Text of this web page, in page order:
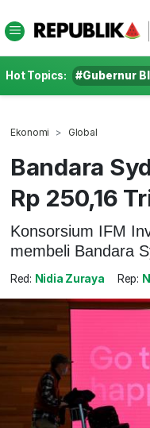
Hot Topics: #Gubernur
Ekonomi Global
Bandara
Rp 250,16
Konsorsium IFM
membeli Bandara
Red: Nidia Zuraya Rep: